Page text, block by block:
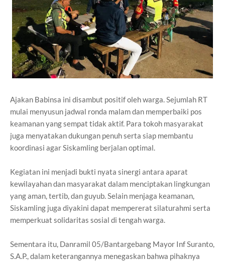
Ajakan Babinsa ini disambut positif oleh warga. Sejumlah RT
mulai menyusun jadwal ronda malam dan memperbaiki pos
keamanan yang sempat tidak aktif. Para tokoh masyarakat
juga menyatakan dukungan penuh serta siap membantu
koordinasi agar Siskamling berjalan optimal.
Kegiatan ini menjadi bukti nyata sinergi antara aparat
kewilayahan dan masyarakat dalam menciptakan lingkungan
yang aman, tertib, dan guyub. Selain menjaga keamanan,
Siskamling juga diyakini dapat mempererat silaturahmi serta
memperkuat solidaritas sosial di tengah warga.
Sementara itu, Danramil 05/Bantargebang Mayor Inf Suranto,
S.A.P., dalam keterangannya menegaskan bahwa pihaknya